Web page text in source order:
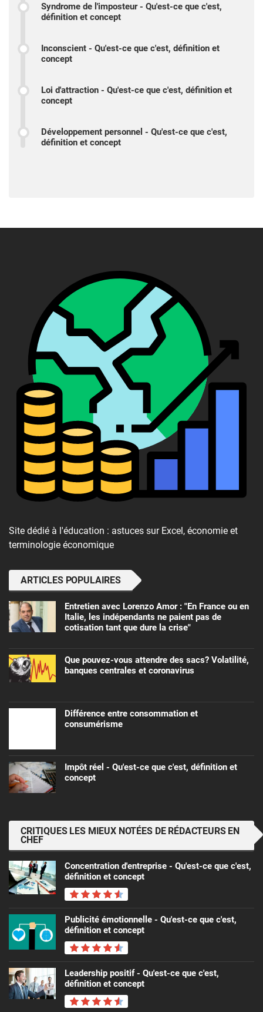
Syndrome de l'imposteur - Qu'est-ce que c'est,
définition et concept
Inconscient - Qu'est-ce que c'est, définition et
concept
Loi d'attraction - Qu'est-ce que c'est, définition et
concept
Développement personnel - Qu'est-ce que c'est,
définition et concept
Site dédié à l'éducation : astuces sur Excel, économie et
terminologie économique
ARTICLES POPULAIRES
Entretien avec Lorenzo Amor : "En France ou en
Italie, les indépendants ne paient pas de
cotisation tant que dure la crise"
Que pouvez-vous attendre des sacs? Volatilité,
banques centrales et coronavirus
Différence entre consommation et
consumérisme
Impôt réel - Qu'est-ce que c'est, définition et
concept
CRITIQUES LES MIEUX NOTÉES DE RÉDACTEURS EN
CHEF
Concentration d'entreprise - Qu'est-ce que c'est,
définition et concept
Publicité émotionnelle - Qu'est-ce que c'est,
définition et concept
Leadership positif - Qu'est-ce que c'est,
définition et concept